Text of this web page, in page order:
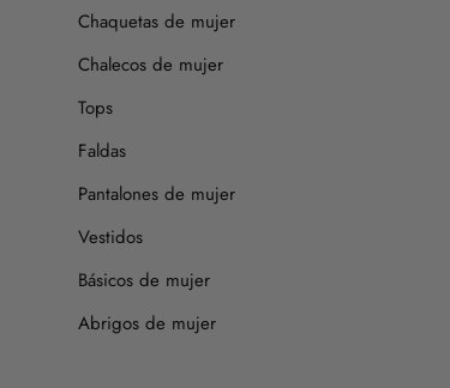
Chaquetas de mujer
Chalecos de mujer
Tops
Faldas
Pantalones de mujer
Vestidos
Básicos de mujer
Abrigos de mujer